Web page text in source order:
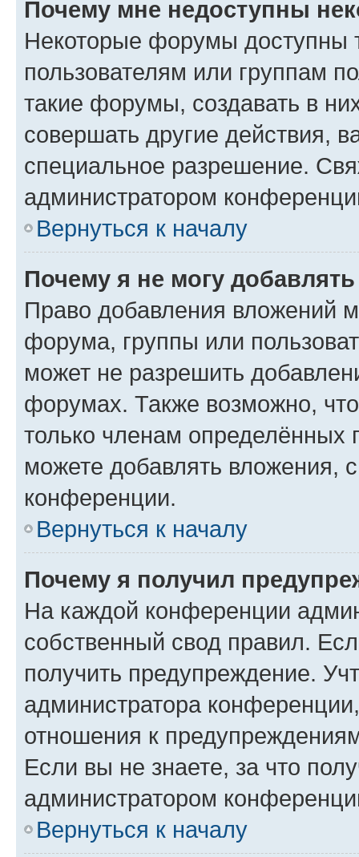
Почему мне недоступны
Некоторые форумы доступны
пользователям или группам
такие форумы, создавать в
совершать другие действия,
специальное разрешение.
администратором
Вернуться к началу
Почему я не могу
Право добавления вложений
форума, группы или
может не разрешить
форумах. Также возможно,
только членам определённых
можете добавлять вложения,
конференции.
Вернуться к началу
Почему я получил
На каждой конференции
собственный свод правил.
получить предупреждение.
администратора
отношения к
Если вы не знаете, за что
администратором
Вернуться к началу